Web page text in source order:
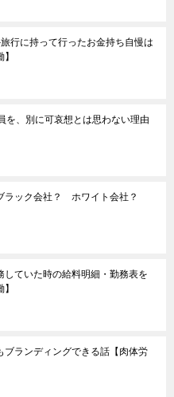
行に持って行ったお金持ち自慢は
を、別に可哀想とは思わない理由
ラック会社？ ホワイト会社？
していた時の給料明細・勤務表を
ブランディングできる話【肉体労